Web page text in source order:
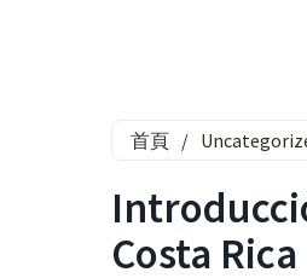
首頁 /
Costa Rica